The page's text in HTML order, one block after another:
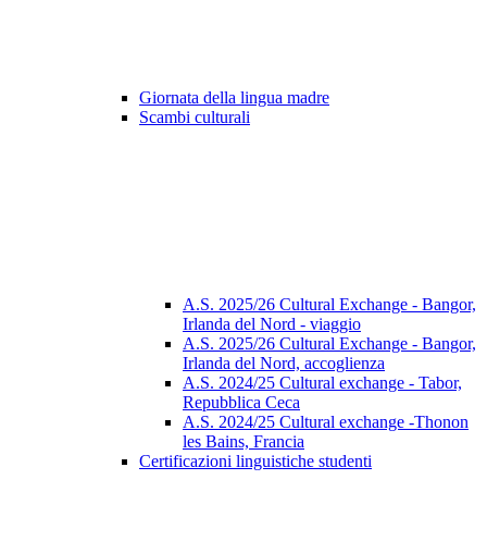
Giornata della lingua madre
Scambi culturali
A.S. 2025/26 Cultural Exchange - Bangor,
Irlanda del Nord - viaggio
A.S. 2025/26 Cultural Exchange - Bangor,
Irlanda del Nord, accoglienza
A.S. 2024/25 Cultural exchange - Tabor,
Repubblica Ceca
A.S. 2024/25 Cultural exchange -Thonon
les Bains, Francia
Certificazioni linguistiche studenti